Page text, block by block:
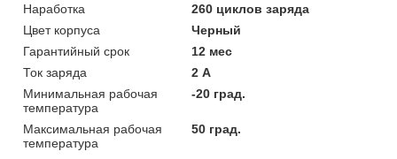
Наработка
260 циклов заряда
Цвет корпуса
Черный
Гарантийный срок
12 мес
Ток заряда
2 А
Минимальная рабочая
температура
-20 град.
Максимальная рабочая
температура
50 град.